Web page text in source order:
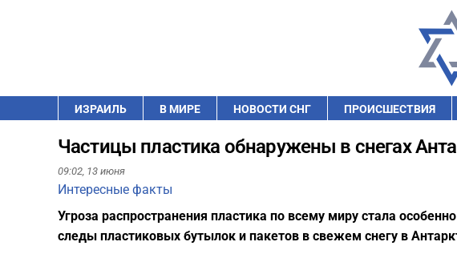
ИЗРАИЛЬ В МИРЕ НОВОСТИ СНГ ПРОИСШЕСТВИЯ
Частицы пластика обнаружены в снегах
09:02, 13 июня
Интересные факты
Угроза распространения пластика по всему миру стала
следы пластиковых бутылок и пакетов в свежем снегу в